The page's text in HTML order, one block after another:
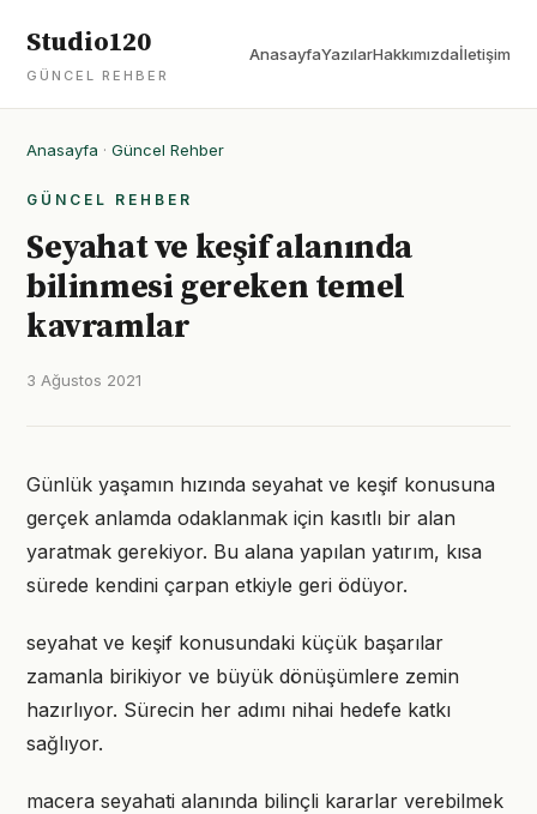
Studio120
GÜNCEL REHBER
AnasayfaYazılarHakkımızdaİletişim
Anasayfa · Güncel Rehber
GÜNCEL REHBER
Seyahat ve keşif alanında
bilinmesi gereken temel
kavramlar
3 Ağustos 2021
Günlük yaşamın hızında seyahat ve keşif konusuna
gerçek anlamda odaklanmak için kasıtlı bir alan
yaratmak gerekiyor. Bu alana yapılan yatırım, kısa
sürede kendini çarpan etkiyle geri ödüyor.
seyahat ve keşif konusundaki küçük başarılar
zamanla birikiyor ve büyük dönüşümlere zemin
hazırlıyor. Sürecin her adımı nihai hedefe katkı
sağlıyor.
macera seyahati alanında bilinçli kararlar verebilmek